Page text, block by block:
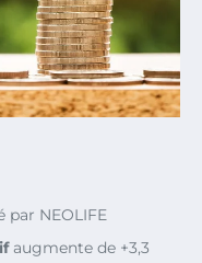
par NEOLIFE
augmente de +3,3